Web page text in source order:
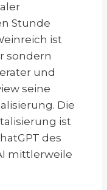
Stunde
ist
sondern
und
seine
Die
ist
des
mittlerweile